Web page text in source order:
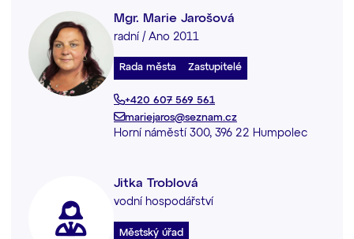
Mgr. Marie Jarošová
radní / Ano 2011
Rada města Zastupitelé
+420 607 569 561
mariejaros@seznam.cz
Horní náměstí 300, 396 22 Humpolec
Jitka Troblová
vodní hospodářství
Městský úřad